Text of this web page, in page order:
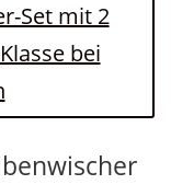
Set mit 2
bei